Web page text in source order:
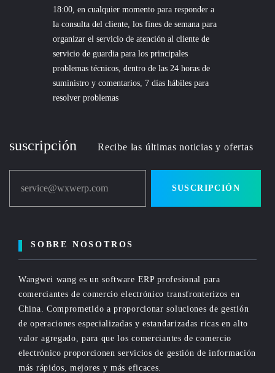
18:00, en cualquier momento para responder a
la consulta del cliente, los fines de semana para
organizar el servicio de atención al cliente de
servicio de guardia para los principales
problemas técnicos, dentro de las 24 horas de
suministro y comentarios, 7 días hábiles para
resolver problemas
suscripción Recibe las últimas noticias y ofertas
service@wxwerp.com SUSCRIPCIÓN
SOBRE NOSOTROS
Wangwei wang es un software ERP profesional para
comerciantes de comercio electrónico transfronterizos en
China. Comprometido a proporcionar soluciones de gestión
de operaciones especializadas y estandarizadas ricas en alto
valor agregado, para que los comerciantes de comercio
electrónico proporcionen servicios de gestión de información
más rápidos, mejores y más eficaces.